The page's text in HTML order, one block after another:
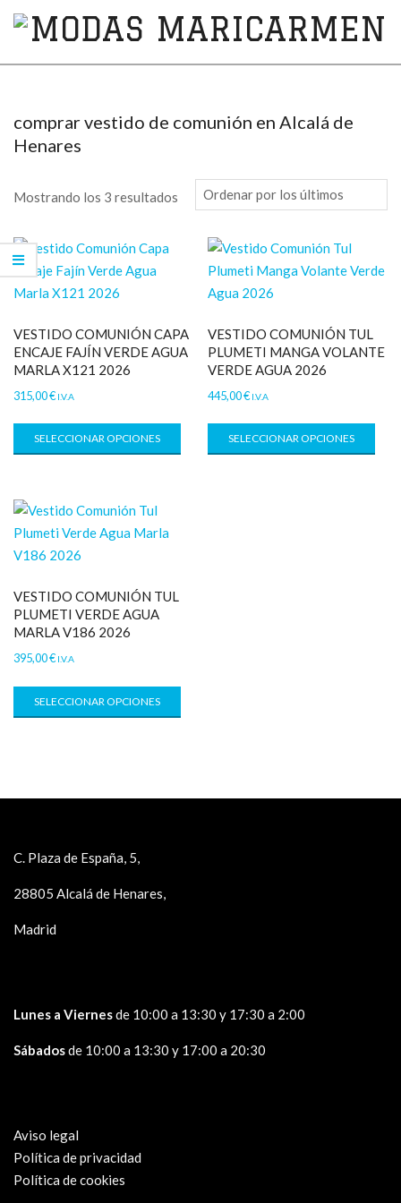
MODAS
comprar vestido de comunión en Alcalá de
Henares
Mostrando los 3 resultados
VESTIDO COMUNIÓN CAPA
ENCAJE FAJÍN VERDE AGUA
MARLA X121 2026
315,00€ I.V.A
SELECCIONAR OPCIONES
VESTIDO COMUNIÓN TUL
PLUMETI MANGA VOLANTE
VERDE AGUA 2026
445,00€ I.V.A
SELECCIONAR OPCIONES
VESTIDO COMUNIÓN TUL
PLUMETI VERDE AGUA
MARLA V186 2026
395,00€ I.V.A
SELECCIONAR OPCIONES
C. Plaza de España, 5,
28805 Alcalá de Henares,
Madrid
Lunes a Viernesde 10:00 a 13:30 y 17:30 a 2:00
Sábadosde 10:00 a 13:30 y 17:00 a 20:30
Aviso legal
Política de privacidad
Política de cookies